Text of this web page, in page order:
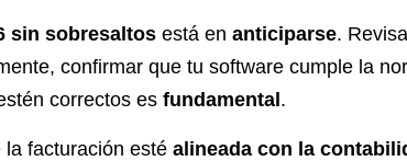
sin sobresaltos está en anticiparse.
confirmar que tu software cumple la
correctos es fundamental .
la facturación esté alineada con la